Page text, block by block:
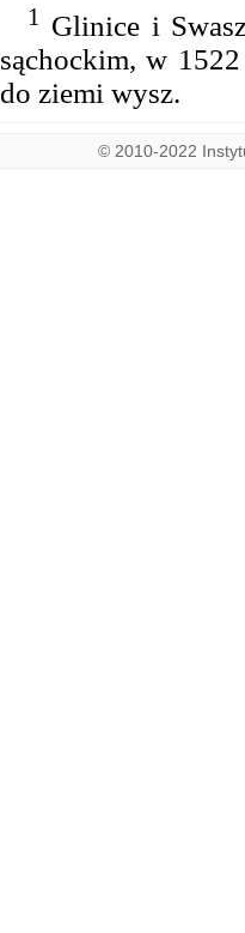
1
Glinice i
sąchockim, w
do ziemi wysz.
© 2010-2022